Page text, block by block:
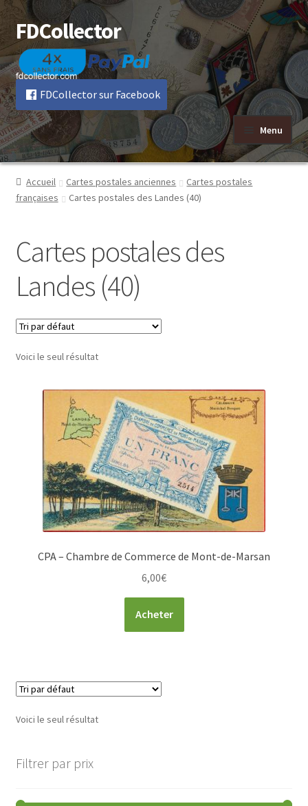
Aller
navigation
Aller
au
contenu
FDCollector
FDCollector sur Facebook
Menu
Accueil Cartes postales anciennes
Cartes postales
françaises
Cartes postales des Landes (40)
Cartes postales des
Landes (40)
Voici le seul résultat
CPA – Chambre de Commerce de Mont-de-Marsan
6,00€
Acheter
Voici le seul résultat
Filtrer par prix